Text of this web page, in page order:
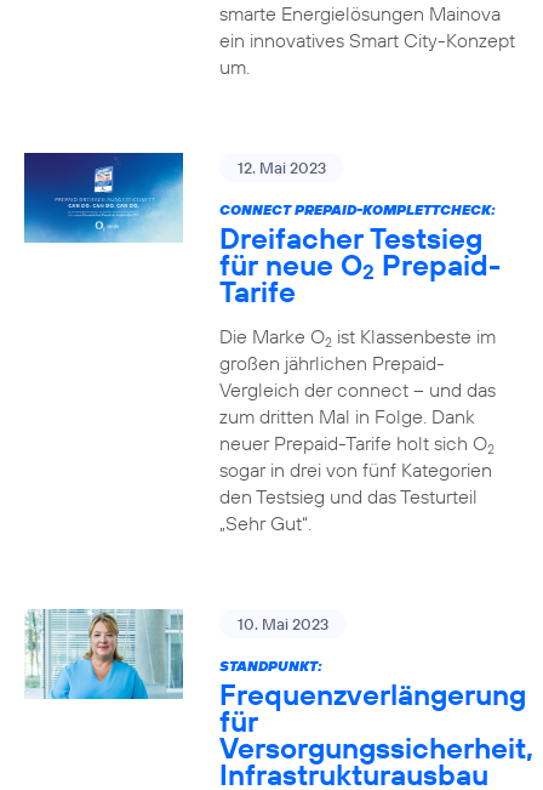
smarte Energielösungen Mainova
ein innovatives Smart City-Konzept
um.
12. Mai 2023
CONNECT PREPAID-KOMPLETTCHECK:
Dreifacher Testsieg
für neue O2 Prepaid-
Tarife
Die Marke O2ist Klassenbeste im
großen jährlichen Prepaid-
Vergleich der connect – und das
zum dritten Mal in Folge. Dank
neuer Prepaid-Tarife holt sich O2
sogar in drei von fünf Kategorien
den Testsieg und das Testurteil
„Sehr Gut“.
10. Mai 2023
STANDPUNKT:
Frequenzverlängerung
für
Versorgungssicherheit,
Infrastrukturausbau